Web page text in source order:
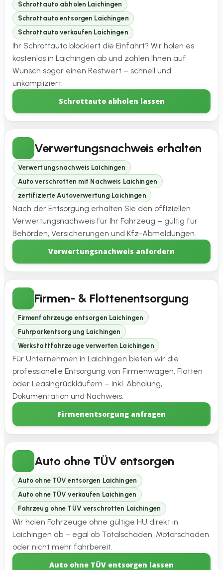
Schrottauto abholen Laichingen
Schrottauto entsorgen Laichingen
Schrottauto verkaufen Laichingen
Ihr Schrottauto blockiert die Einfahrt? Wir holen es
kostenlos in Laichingen ab und zahlen Ihnen auf
Wunsch sogar einen Restwert – schnell und
unkompliziert.
Schrottauto abholen lassen
Verwertungsnachweis erhalten
Verwertungsnachweis Laichingen
Auto verschrotten mit Nachweis Laichingen
zertifizierte Autoverwertung Laichingen
Nach der Entsorgung erhalten Sie den offiziellen
Verwertungsnachweis für Ihr Fahrzeug – gültig für
Behörden, Versicherungen und Kfz-Abmeldungen.
Verwertungsnachweis anfordern
Firmen- & Flottenentsorgung
Firmenfahrzeuge entsorgen Laichingen
Fuhrparkentsorgung Laichingen
Werkstattfahrzeuge verwerten Laichingen
Für Unternehmen in Laichingen bieten wir die
professionelle Entsorgung von Firmenwagen, Flotten
oder Leasingrückläufern – inkl. Abholung,
Dokumentation und Nachweis.
Firmenentsorgung anfragen
Auto ohne TÜV entsorgen
Auto ohne TÜV entsorgen Laichingen
Auto ohne TÜV verkaufen Laichingen
Fahrzeug ohne TÜV verschrotten Laichingen
Wir holen Fahrzeuge ohne gültige HU direkt in
Laichingen ab – egal ob Totalschaden, Motorschaden
oder nicht mehr fahrbereit.
Auto ohne TÜV entsorgen lassen